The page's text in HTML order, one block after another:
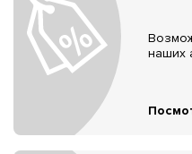
наших